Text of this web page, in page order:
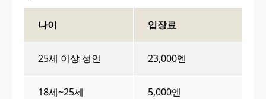
나이 입장료
25세 이상 성인 23,000엔
18세~25세 5,000엔